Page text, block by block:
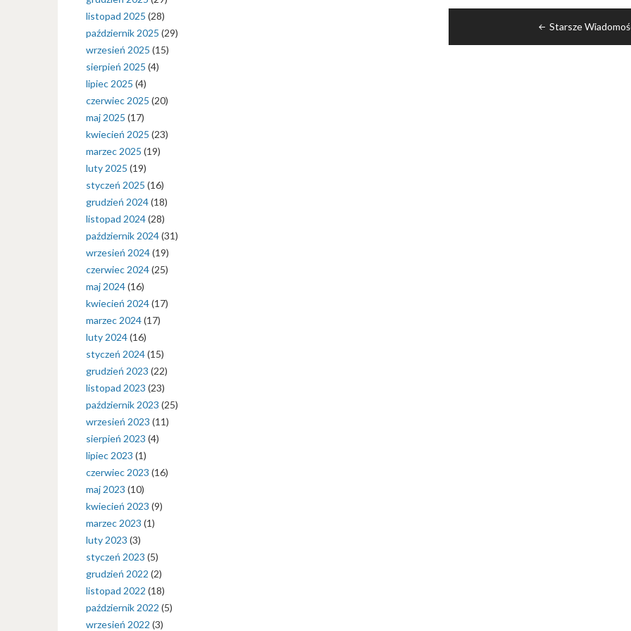
Starsze
listopad 2025 (28)
październik 2025 (29)
wrzesień 2025 (15)
sierpień 2025 (4)
lipiec 2025 (4)
czerwiec 2025 (20)
maj 2025 (17)
kwiecień 2025 (23)
marzec 2025 (19)
luty 2025 (19)
styczeń 2025 (16)
grudzień 2024(18)
listopad 2024(28)
październik 2024(31)
wrzesień 2024(19)
czerwiec 2024(25)
maj 2024(16)
kwiecień 2024(17)
marzec 2024(17)
luty 2024(16)
styczeń 2024(15)
grudzień 2023 (22)
listopad 2023 (23)
październik 2023 (25)
wrzesień 2023 (11)
sierpień 2023 (4)
lipiec 2023 (1)
czerwiec 2023 (16)
maj 2023 (10)
kwiecień 2023 (9)
marzec 2023 (1)
luty 2023 (3)
styczeń 2023 (5)
grudzień 2022 (2)
listopad 2022 (18)
październik 2022 (5)
wrzesień 2022 (3)